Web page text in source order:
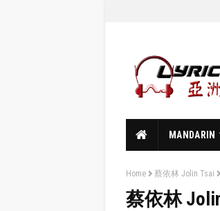
MANDARIN
Home 蔡依林 Jolin Tsai
蔡依林